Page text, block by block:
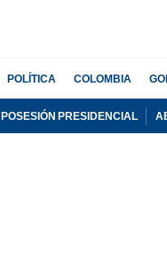
POLÍTICA COLOMBIA
POSESIÓN PRESIDENCIAL